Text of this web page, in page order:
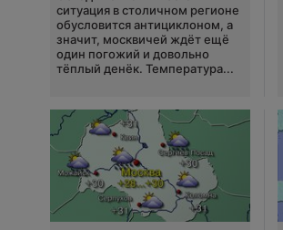
ситуация в столичном регионе
обусловится антициклоном, а
значит, москвичей ждёт ещё
один погожий и довольно
тёплый денёк. Температура...